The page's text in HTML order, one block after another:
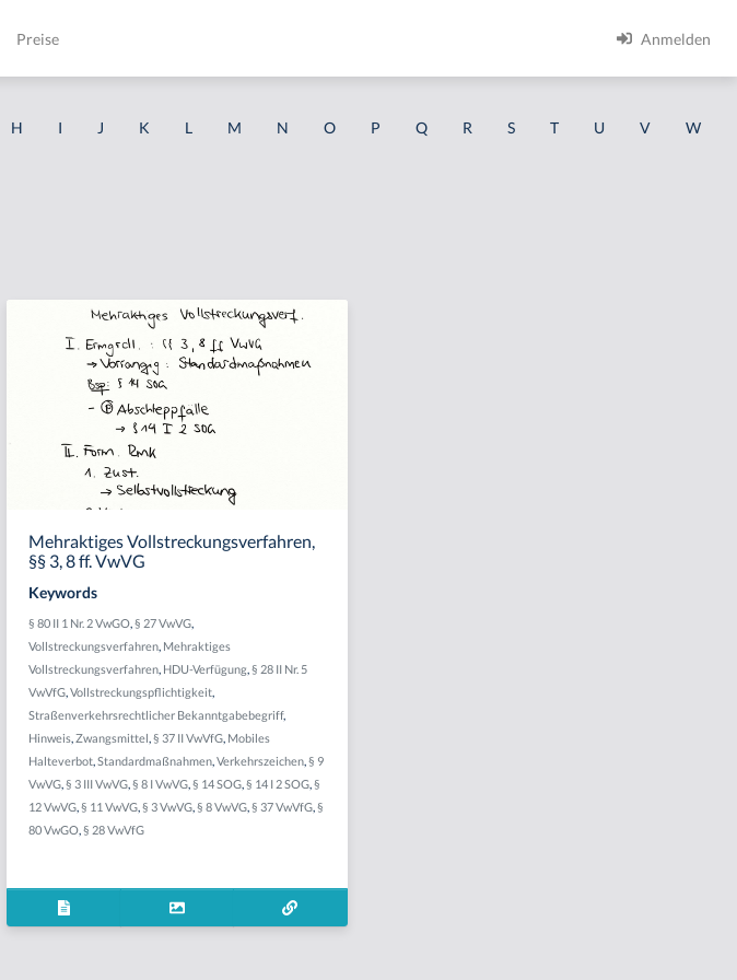
Preise Anmelden
H I J K L M N O P Q R S T U V W
Mehraktiges Vollstreckungsverfahren,
§§ 3, 8 ff. VwVG
Keywords
§ 80 II 1 Nr. 2 VwGO,§ 27 VwVG,
Vollstreckungsverfahren, Mehraktiges
Vollstreckungsverfahren, HDU-Verfügung,§ 28 II Nr. 5
VwVfG,Vollstreckungspflichtigkeit,
Straßenverkehrsrechtlicher Bekanntgabebegriff,
Hinweis,Zwangsmittel,§ 37 II VwVfG, Mobiles
Halteverbot,Standardmaßnahmen,Verkehrszeichen,§ 9
VwVG,§ 3 III VwVG,§ 8 I VwVG,§ 14 SOG,§ 14 I 2 SOG,§
12 VwVG,§ 11 VwVG,§ 3 VwVG,§ 8 VwVG,§ 37 VwVfG,§
80 VwGO,§ 28 VwVfG